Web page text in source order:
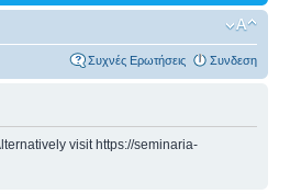
Συχνές Ερωτήσεις Συνδεση
visit https://seminaria-